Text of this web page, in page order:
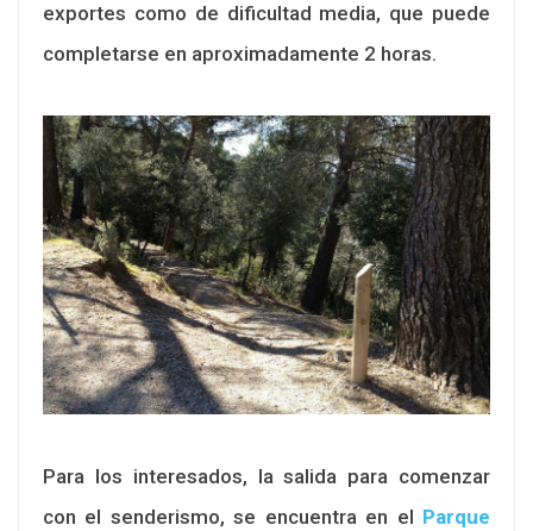
exportes como de dificultad media, que puede
completarse en aproximadamente 2 horas.
Para los interesados, la salida para comenzar
con el senderismo, se encuentra en el Parque